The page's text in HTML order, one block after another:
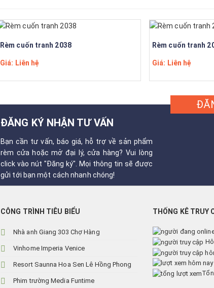
Rèm cuốn tranh 2038
Giá: Liên hệ
Rèm cuốn tranh
Giá: Liên hệ
ĐĂNG KÝ NHẬN TƯ VẤN
Bạn cần tư vấn, báo giá, hỗ trợ về sản phẩm
rèm cửa hoặc mở đại lý, cửa hàng? Vui lòng
click vào nút "Đăng ký". Mọi thông tin sẽ được
gửi tới bạn một cách nhanh chóng!
CÔNG TRÌNH TIÊU BIỂU
Nhà anh Giang 303 Chợ Hàng
Vinhome Imperia Venice
Resort Saunna Hoa Sen Lê Hồng Phong
Phim trường Media Funtime
THỐNG KÊ TRUY